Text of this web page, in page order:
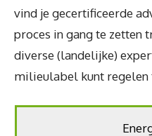
vind je gecertificeerde
proces in gang te zetten
diverse (landelijke)
milieulabel kunt regelen